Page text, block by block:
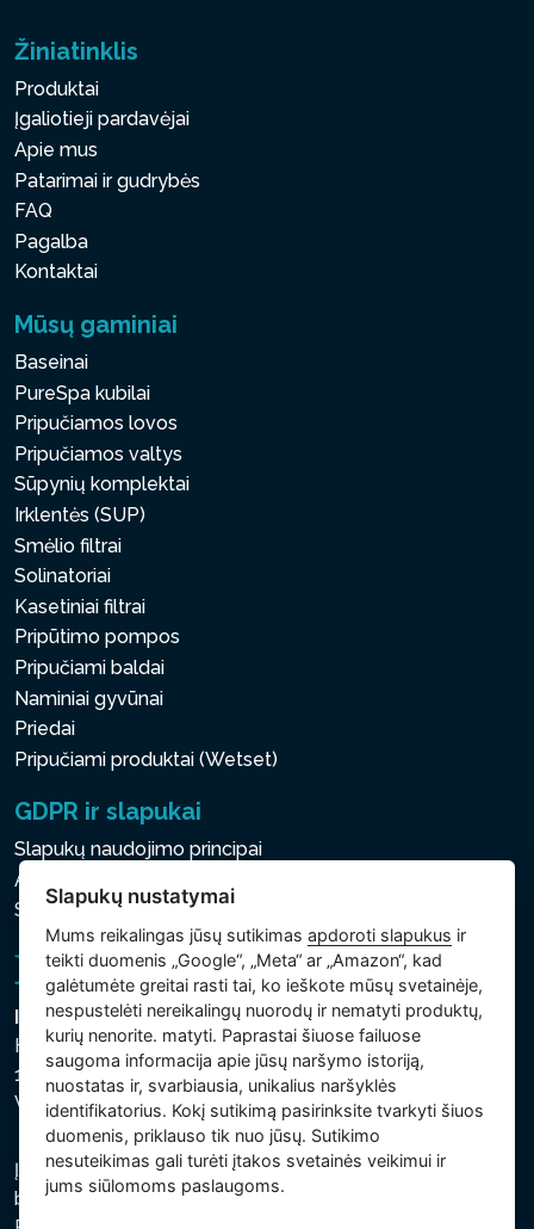
Žiniatinklis
Produktai
Įgaliotieji pardavėjai
Apie mus
Patarimai ir gudrybės
FAQ
Pagalba
Kontaktai
Mūsų gaminiai
Baseinai
PureSpa kubilai
Pripučiamos lovos
Pripučiamos valtys
Sūpynių komplektai
Irklentės (SUP)
Smėlio filtrai
Solinatoriai
Kasetiniai filtrai
Pripūtimo pompos
Pripučiami baldai
Naminiai gyvūnai
Priedai
Pripučiami produktai (Wetset)
GDPR ir slapukai
Slapukų naudojimo principai
Asmens ir kitų tvarkomų duomenų apsaugos politika
Slapukų nustatymai
Intex Trading, s.r.o.
Hradecká 2526/3
130 00 Praha 3
Vinohrady - Česká republika
Įmonė įregistruota Prahos miesto teisme, C skyriuje,
bylos numeris 74759. regsitracijos numeris: 26150808,
Slapukų nustatymai
Mums reikalingas jūsų sutikimasapdoroti slapukus ir
teikti duomenis „Google“, „Meta“ ar „Amazon“, kad
galėtumėte greitai rasti tai, ko ieškote mūsų svetainėje,
nespustelėti nereikalingų nuorodų ir nematyti produktų,
kurių nenorite. matyti. Paprastai šiuose failuose
saugoma informacija apie jūsų naršymo istoriją,
nuostatas ir, svarbiausia, unikalius naršyklės
identifikatorius. Kokį sutikimą pasirinksite tvarkyti šiuos
duomenis, priklauso tik nuo jūsų. Sutikimo
nesuteikimas gali turėti įtakos svetainės veikimui ir
jums siūlomoms paslaugoms.